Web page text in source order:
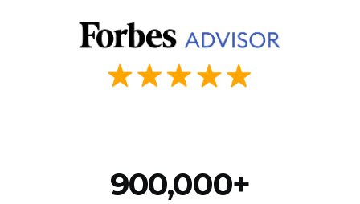
900,000+